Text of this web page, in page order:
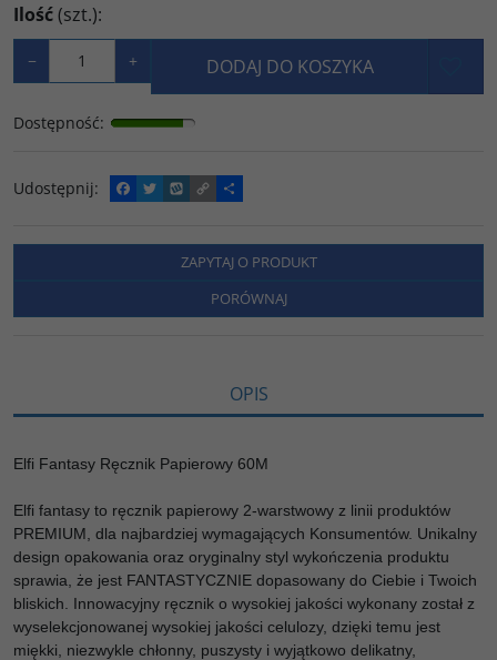
Ilość(szt.):
− + DODAJ DO KOSZYKA
Dostępność:
Udostępnij:
F
a
e
k
T
w
t
W
y
o
p
C
o
y
L
n
k
P
o
z
i
e
l
s
ZAPYTAJ O PRODUKT
PORÓWNAJ
OPIS
Elfi Fantasy Ręcznik Papierowy 60M
Elfi fantasy to ręcznik papierowy 2-warstwowy z linii produktów
PREMIUM, dla najbardziej wymagających Konsumentów. Unikalny
design opakowania oraz oryginalny styl wykończenia produktu
sprawia, że jest FANTASTYCZNIE dopasowany do Ciebie i Twoich
bliskich. Innowacyjny ręcznik o wysokiej jakości wykonany został z
wyselekcjonowanej wysokiej jakości celulozy, dzięki temu jest
miękki, niezwykle chłonny, puszysty i wyjątkowo delikatny,